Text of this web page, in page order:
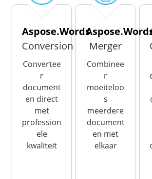
Aspose.Words
Conversion
Convertee
r
document
en direct
met
profession
ele
kwaliteit
Merger
Combinee
r
moeiteloo
s
meerdere
document
en met
elkaar